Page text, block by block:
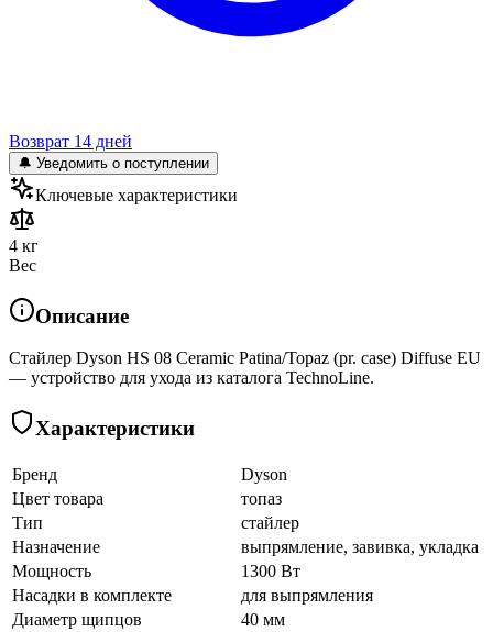
Возврат 14 дней
🔔 Уведомить о поступлении
Ключевые характеристики
4 кг
Вес
Описание
Стайлер Dyson HS 08 Ceramic Patina/Topaz (pr. case) Diffuse EU
— устройство для ухода из каталога TechnoLine.
Характеристики
Бренд
Dyson
Цвет товара
топаз
Тип
стайлер
Назначение
выпрямление, завивка, укладка
Мощность
1300 Вт
Насадки в комплекте
для выпрямления
Диаметр щипцов
40 мм